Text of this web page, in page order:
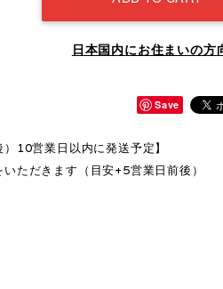
日本国内にお住まいの方
Save
10営業日以内に発送予定】
ただきます（目安+5営業日前後）